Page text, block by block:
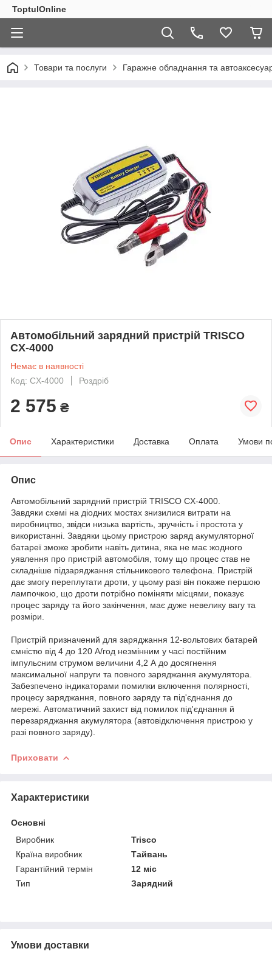
ToptulOnline
Товари та послуги Гаражне обладнання та
Автомобільний зарядний пристрій TRISCO
CX-4000
Немає в наявності
Код: CX-4000
Роздріб
2 575 ₴
Опис Характеристики Доставка Оплата Умови
Опис
Автомобільний зарядний пристрій TRISCO CX-4000.
Завдяки схемі на діодних мостах знизилися витрати на
виробництво, звідси низька вартість, зручність і простота у
використанні. Завдяки цьому пристрою заряд акумуляторної
батареї зможе зробити навіть дитина, яка не має жодного
уявлення про пристрій автомобіля, тому що процес став не
складніше підзаряджання стільникового телефона. Пристрій
дає змогу переплутати дроти, у цьому разі він покаже першою
лампочкою, що дроти потрібно поміняти місцями, показує
процес заряду та його закінчення, має дуже невелику вагу та
розміри.
Пристрій призначений для заряджання 12-вольтових батарей
ємністю від 4 до 120 А/год незмінним у часі постійним
імпульсним струмом величини 4,2 А до досягнення
максимальної напруги та повного заряджання акумулятора.
Забезпечено індикаторами помилки включення полярності,
процесу заряджання, повного заряду та під'єднання до
мережі. Автоматичний захист від помилок під'єднання й
перезаряджання акумулятора (автовідключення пристрою у
разі повного заряду).
Приховати
Характеристики
Основні
Виробник
Trisco
Країна виробник
Тайвань
Гарантійний термін
12 міс
Тип
Зарядний
Умови доставки